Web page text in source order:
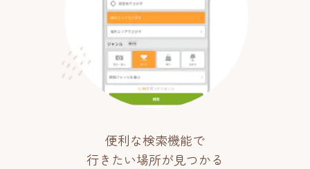
便利な検索機能で
行きたい場所が見つかる